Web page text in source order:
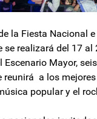
la Fiesta Nacional
se realizará del 17 al
Escenario Mayor,
reunirá a los
popular y el